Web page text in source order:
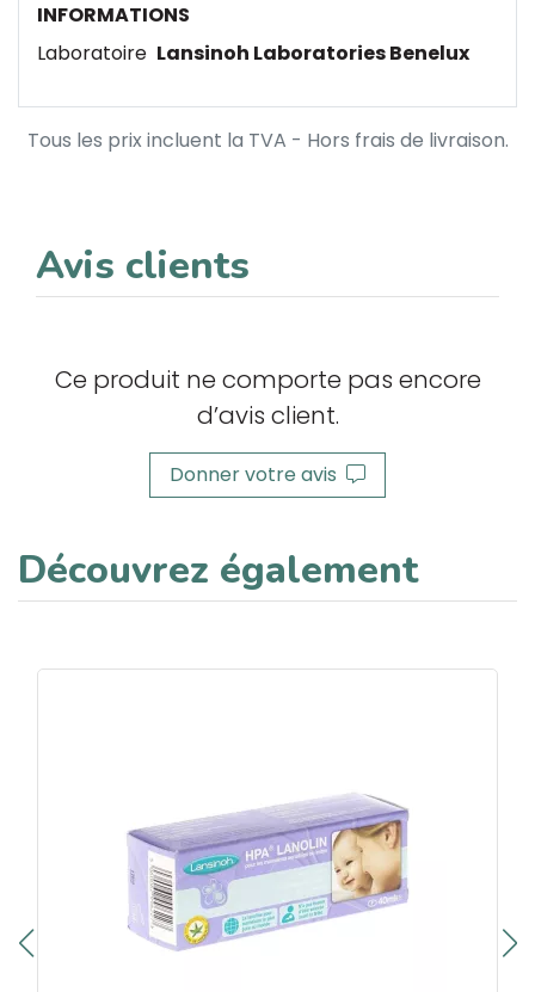
INFORMATIONS
Laboratoire Lansinoh Laboratories Benelux
Tous les prix incluent la TVA - Hors frais de livraison.
Avis clients
Ce produit ne comporte pas encore
d’avis client.
Donner votre avis
Découvrez également